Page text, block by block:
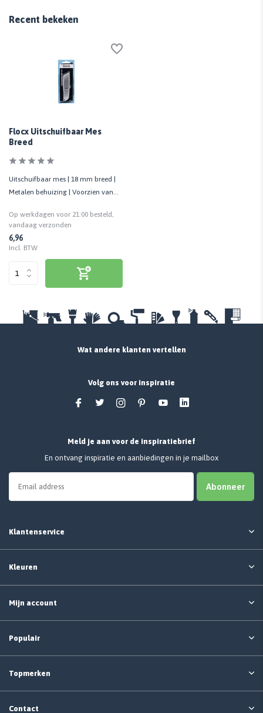
Recent bekeken
Flocx Uitschuifbaar Mes
Breed
Uitschuifbaar mes | 18 mm breed |
Metalen behuizing | Voorzien van
Op werkdagen voor 21:00 besteld,
vandaag verzonden
6,96
Incl. BTW
Wat andere klanten vertellen
Volg ons voor inspiratie
Meld je aan voor de inspiratiebrief
En ontvang inspiratie en aanbiedingen in je mailbox
Abonneer
Klantenservice
Kleuren
Mijn account
Populair
Topmerken
Contact